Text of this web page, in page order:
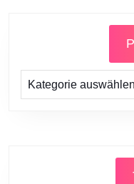
Prediger